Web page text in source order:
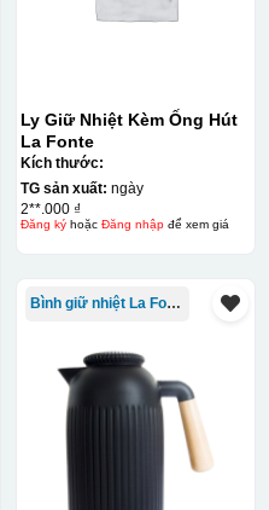
trên chất liệu decal
đẹp, sắc nét, không
phù hợp với nhu cầu.
Dán được lên nhiều
bề mặt, phẳng và
Ly Giữ Nhiệt Kèm Ống Hút
La Fonte
Kích thước:
TG sản xuất: ngày
2**.000 ₫
Đăng kýhoặc Đăng nhậpđể xem giá
Bình giữ nhiệt La Fonte